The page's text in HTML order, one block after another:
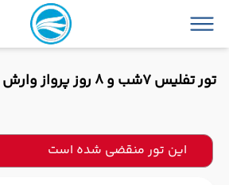
تور تفلیس 7شب و 8 روز پرواز وارش ( تابستان 1405 )
این تور منقضی شده است